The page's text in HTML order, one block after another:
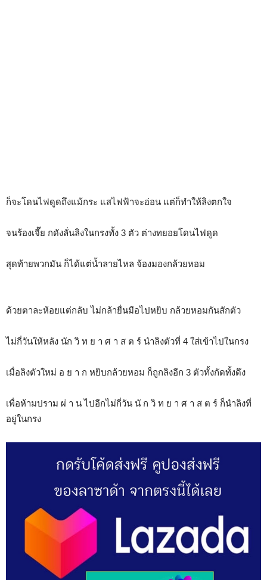
ก็จะโดนไฟดูดถึงแม้กระ แสไฟฟ้าจะอ่อน แต่ก็ทำให้ลิงตกใจ
จนร้องเจี๊ย กดังลั่นลิงในกรงทั้ง 3 ตัว ต่างทยอยโดนไฟดูด
สุดท้ายพวกมัน ก็ได้แต่น้ำลายไหล จ้องมองกล้วยหอม
ด้วยตาละห้อยแต่กลับ ไม่กล้ายื่นมือไปหยิบ กล้วยหอมกันสักตัว
ไม่กี่วันให้หลัง นัก วิ ท ย า ศ า ส ต ร์ นำลิงตัวที่ 4 ใส่เข้าไปในกรง
เมื่อลิงตัวใหม่ อ ย า ก หยิบกล้วยหอม ก็ถูกลิงอีก 3 ตัวทั้งกัดทั้งดึง
เพื่อห้ามปราม ผ่ า น ไปอีกไม่กี่วัน นั ก วิ ท ย า ศ า ส ต ร์ ก็นำลิงที่
อยู่ในกรง